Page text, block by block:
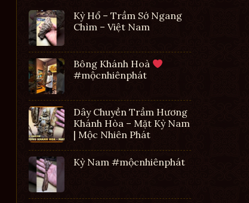
Kỳ Hổ – Trầm Sớ Ngang
Chìm – Việt Nam
Bông Khánh Hoà
#mộcnhiênphát
Dây Chuyền Trầm Hương
Khánh Hòa – Mặt Kỳ Nam
| Mộc Nhiên Phát
Kỳ Nam #mộcnhiênphát